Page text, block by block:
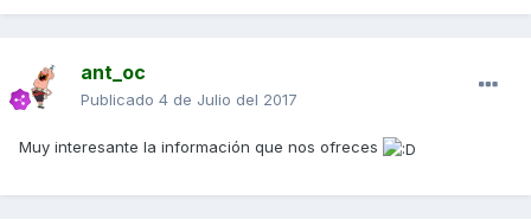
ant_oc
Publicado 4 de Julio del 2017
Muy interesante la información que nos ofreces